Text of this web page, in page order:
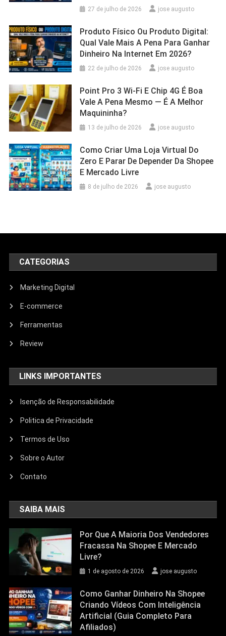
27 de julho de 2026 jose augusto
Produto Físico Ou Produto Digital:
Qual Vale Mais A Pena Para Ganhar
Dinheiro Na Internet Em 2026?
22 de julho de 2026 jose augusto
Point Pro 3 Wi‑Fi E Chip 4G É Boa
Vale A Pena Mesmo — É A Melhor
Maquininha?
13 de julho de 2026 jose augusto
Como Criar Uma Loja Virtual Do
Zero E Parar De Depender Da Shopee
E Mercado Livre
8 de julho de 2026 jose augusto
CATEGORIAS
Marketing Digital
E-commerce
Ferramentas
Review
LINKS IMPORTANTES
Isenção de Responsabilidade
Politica de Privacidade
Termos de Uso
Sobre o Autor
Contato
SAIBA MAIS
Por Que A Maioria Dos Vendedores
Fracassa Na Shopee E Mercado
Livre?
1 de agosto de 2026 jose augusto
Como Ganhar Dinheiro Na Shopee
Criando Vídeos Com Inteligência
Artificial (Guia Completo Para
Afiliados)